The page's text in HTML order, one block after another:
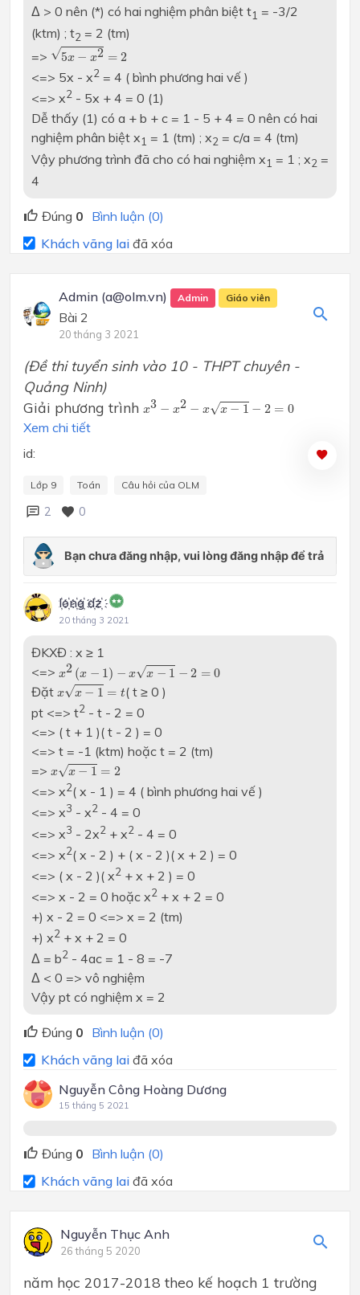
Δ > 0 nên (*) có hai nghiệm phân biệt t1 = -3/2
(ktm) ; t2 = 2 (tm)
=> √5x − x2 = 2
x−x2=2
<=> 5x - x2= 4 ( bình phương hai vế )
<=> x2- 5x + 4 = 0 (1)
Dễ thấy (1) có a + b + c = 1 - 5 + 4 = 0 nên có hai
nghiệm phân biệt x1 = 1 (tm) ; x2 = c/a = 4 (tm)
Vậy phương trình đã cho có hai nghiệm x1 = 1 ; x2 =
4
Đúng 0 Bình luận (0)
Khách vãng lai đã xóa
Admin (a@olm.vn) Admin Giáo viên
Bài 2
20 tháng 3 2021
(Đề thi tuyển sinh vào 10 - THPT chuyên -
Quảng Ninh)
Giải phương trình x3 − x2 − x√x − 1 − 2 = 0
3 2− 1−2=0
Xem chi tiết
id:
Lớp 9 Toán Câu hỏi của OLM
2 0
l҉o҉n҉g҉ d҉z҉
20 tháng 3 2021
ĐKXĐ : x ≥ 1
<=> x2 (x − 1 ) − x√x − 1 − 2 = 0
2 −2=0
Đặt x√x − 1 = t
−1=t
( t ≥ 0 )
pt <=> t2- t - 2 = 0
<=> ( t + 1 )( t - 2 ) = 0
<=> t = -1 (ktm) hoặc t = 2 (tm)
=> x√x − 1 = 2
−1=2
<=> x2( x - 1 ) = 4 ( bình phương hai vế )
<=> x3 - x2- 4 = 0
<=> x3 - 2x2+ x2- 4 = 0
<=> x2( x - 2 ) + ( x - 2 )( x + 2 ) = 0
<=> ( x - 2 )( x2+ x + 2 ) = 0
<=> x - 2 = 0 hoặc x2+ x + 2 = 0
+) x - 2 = 0 <=> x = 2 (tm)
+) x2+ x + 2 = 0
Δ = b2- 4ac = 1 - 8 = -7
Δ < 0 => vô nghiệm
Vậy pt có nghiệm x = 2
Đúng 0 Bình luận (0)
Khách vãng lai đã xóa
Nguyễn Công Hoàng Dương
15 tháng 5 2021
Đúng 0 Bình luận (0)
Khách vãng lai đã xóa
Nguyễn Thục Anh
26 tháng 5 2020
năm học 2017-2018 theo kế hoạch 1 trường